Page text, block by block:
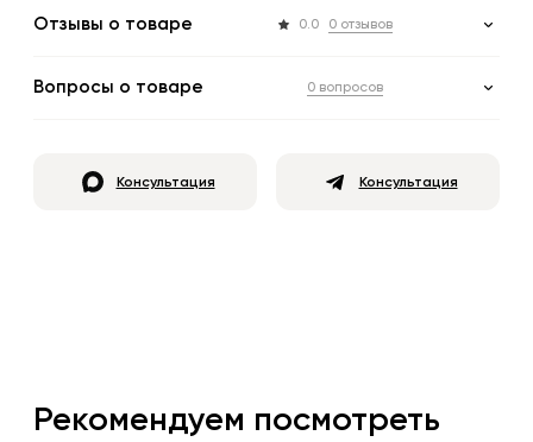
Отзывы о товаре 0.0 0 отзывов
Вопросы о товаре 0 вопросов
Консультация Консультация
Рекомендуем посмотреть